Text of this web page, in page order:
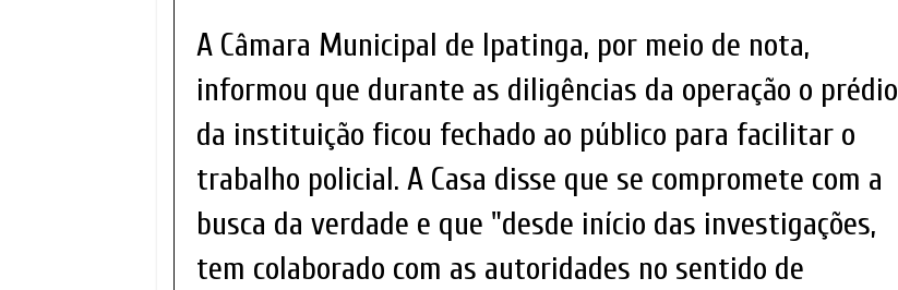
A Câmara Municipal de Ipatinga, por meio de nota,
informou que durante as diligências da operação o prédio
da instituição ficou fechado ao público para facilitar o
trabalho policial. A Casa disse que se compromete com a
busca da verdade e que "desde início das investigações,
tem colaborado com as autoridades no sentido de